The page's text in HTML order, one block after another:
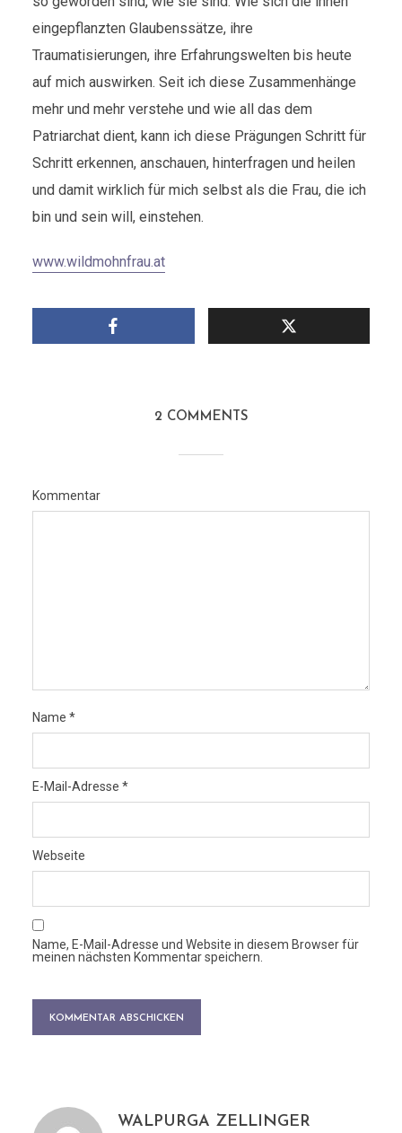
eingepflanzten Glaubenssätze, ihre
Traumatisierungen, ihre Erfahrungswelten bis heute
auf mich auswirken. Seit ich diese Zusammenhänge
mehr und mehr verstehe und wie all das dem
Patriarchat dient, kann ich diese Prägungen Schritt für
Schritt erkennen, anschauen, hinterfragen und heilen
und damit wirklich für mich selbst als die Frau, die ich
bin und sein will, einstehen.
www.wildmohnfrau.at
2 COMMENTS
Kommentar
Name *
E-Mail-Adresse *
Webseite
Name, E-Mail-Adresse und Website in diesem Browser für
meinen nächsten Kommentar speichern.
WALPURGA ZELLINGER